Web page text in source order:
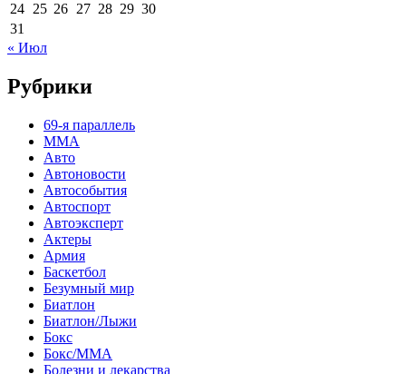
24 25 26 27 28 29 30
31
« Июл
Рубрики
69-я параллель
MMA
Авто
Автоновости
Автособытия
Автоспорт
Автоэксперт
Актеры
Армия
Баскетбол
Безумный мир
Биатлон
Биатлон/Лыжи
Бокс
Бокс/MMA
Болезни и лекарства